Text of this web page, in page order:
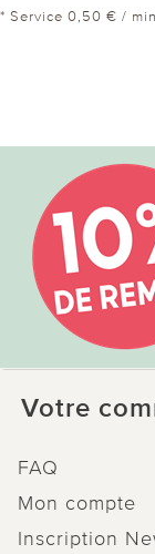
* Service 0,50 € /
Votre
FAQ
Mon compte
Inscription